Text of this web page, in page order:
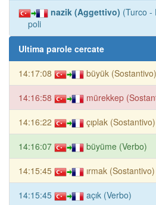
nazik (Aggettivo) (Turco -
poli
Ultima parole cercate
14:17:08 büyük (Sostantivo)
14:16:58 mürekkep
14:16:22 çıplak (Sostantivo)
14:16:07 büyüme (Verbo)
14:15:45 ırmak (Sostantivo)
14:15:45 açık (Verbo)